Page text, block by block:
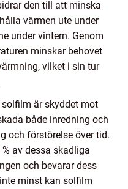
den till att minska
värmen ute under
under vintern. Genom
minskar behovet
vilket i sin tur
är skyddet mot
både inredning och
och förstörelse över tid.
av dessa skadliga
och bevarar dess
minst kan solfilm